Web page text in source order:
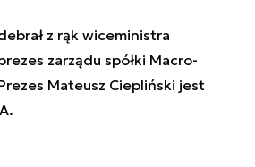
z rąk wiceministra
zarządu spółki Macro-
Mateusz Ciepliński jest